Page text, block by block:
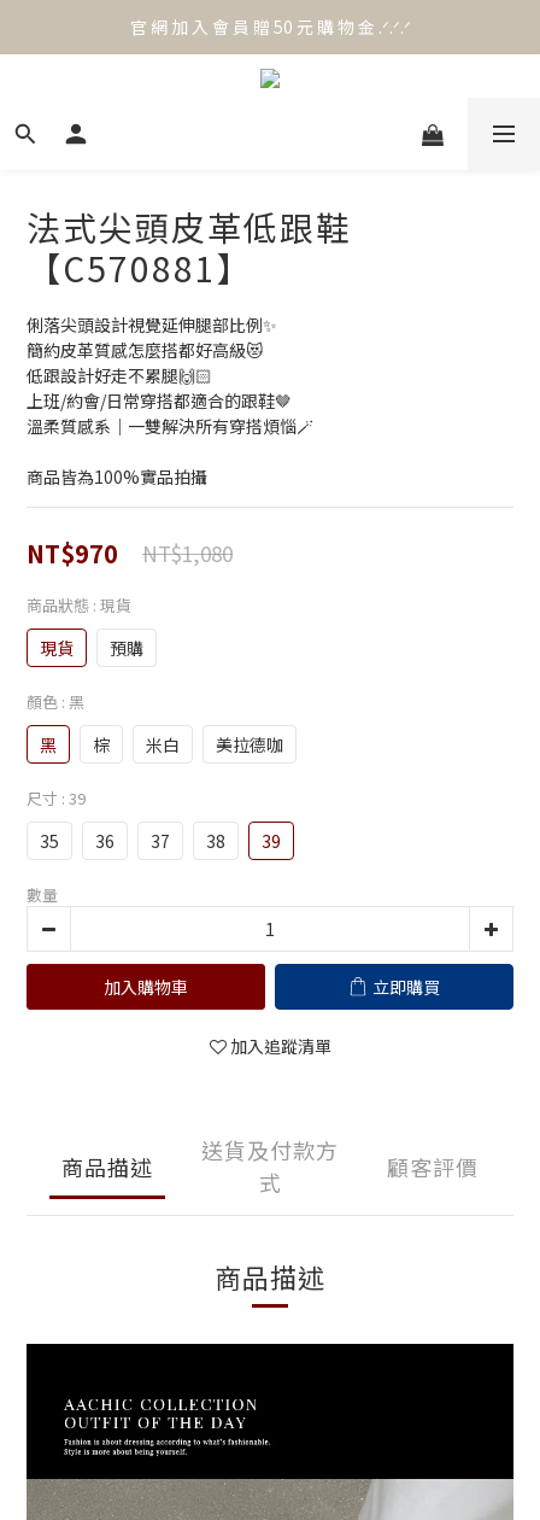
官 網 加 入 會 員 贈 50 元 購 物 金 .ᐟ.ᐟ.ᐟ
官 網 加 入 會 員 贈 50 元 購 物 金 .ᐟ.ᐟ.ᐟ
⟡.·*. 滿 NT.1000 免 運 費 ꔛ♡
法式尖頭皮革低跟鞋
【C570881】
俐落尖頭設計視覺延伸腿部比例✨
簡約皮革質感怎麼搭都好高級😻
低跟設計好走不累腿🙌🏻
上班/約會/日常穿搭都適合的跟鞋🤎
溫柔質感系｜一雙解決所有穿搭煩惱🪄
商品皆為100%實品拍攝
NT$970 NT$1,080
商品狀態 : 現貨
現貨 預購
顏色 : 黑
黑 棕 米白 美拉德咖
尺寸 : 39
35 36 37 38 39
數量
加入購物車 立即購買
加入追蹤清單
商品描述
送貨及付款方
式
顧客評價
商品描述